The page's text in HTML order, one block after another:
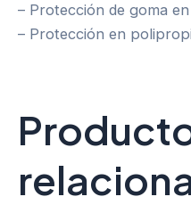
– Protección de goma
– Protección en